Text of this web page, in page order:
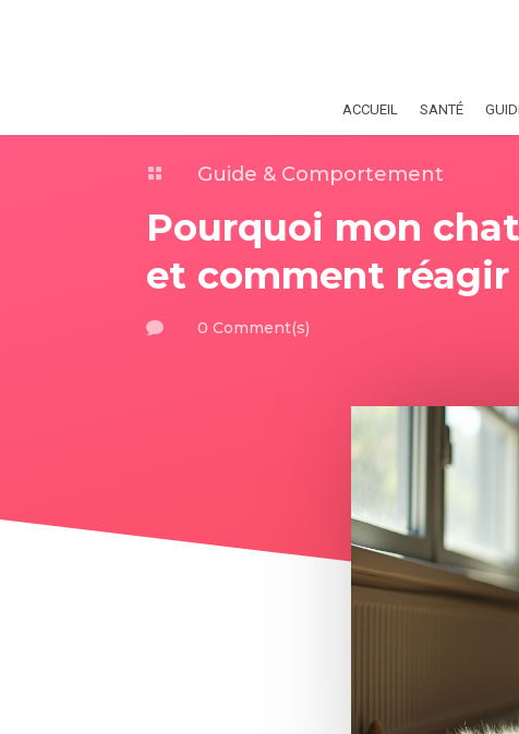
ACCUEIL SANTÉ
 Guide & Comportement
Pourquoi mon
et comment réagir
 0 Comment(s)